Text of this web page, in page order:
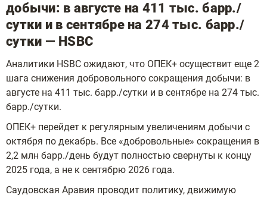
добычи: в августе на 411 тыс. барр./
сутки и в сентябре на 274 тыс. барр./
сутки — HSBC
Аналитики HSBC ожидают, что ОПЕК+ осуществит еще 2
шага снижения добровольного сокращения добычи: в
августе на 411 тыс. барр./сутки и в сентябре на 274 тыс.
барр./сутки.
ОПЕК+ перейдет к регулярным увеличениям добычи с
октября по декабрь. Все «добровольные» сокращения в
2,2 млн барр./день будут полностью свернуты к концу
2025 года, а не к сентябрю 2026 года.
Саудовская Аравия проводит политику, движимую